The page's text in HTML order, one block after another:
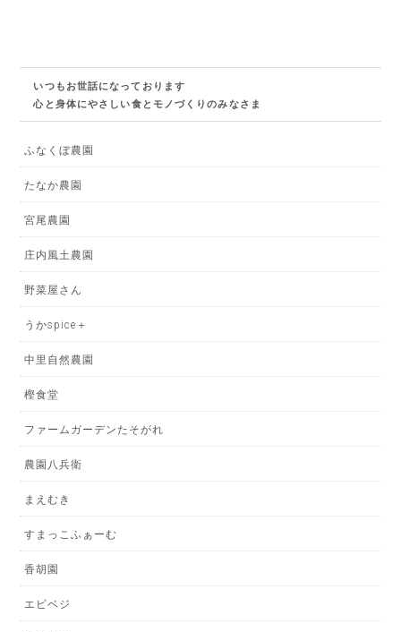
いつもお世話になっております
心と身体にやさしい食とモノづくりのみなさま
ふなくぼ農園
たなか農園
宮尾農園
庄内風土農園
野菜屋さん
うかspice＋
中里自然農園
樫食堂
ファームガーデンたそがれ
農園八兵衛
まえむき
すまっこふぁーむ
香胡園
エビベジ